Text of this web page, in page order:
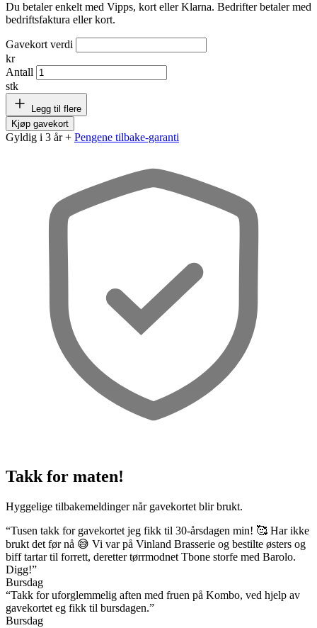
Du betaler enkelt med Vipps, kort eller Klarna. Bedrifter betaler med
bedriftsfaktura eller kort.
Gavekort verdi
kr
Antall
stk
Legg til flere
Kjøp gavekort
Gyldig i 3 år + Pengene tilbake-garanti
Takk for maten!
Hyggelige tilbakemeldinger når gavekortet blir brukt.
“Tusen takk for gavekortet jeg fikk til 30-årsdagen min! 🥰 Har ikke
brukt det før nå 😅 Vi var på Vinland Brasserie og bestilte østers og
biff tartar til forrett, deretter tørrmodnet Tbone storfe med Barolo.
Digg!”
Bursdag
“Takk for uforglemmelig aften med fruen på Kombo, ved hjelp av
gavekortet eg fikk til bursdagen.”
Bursdag